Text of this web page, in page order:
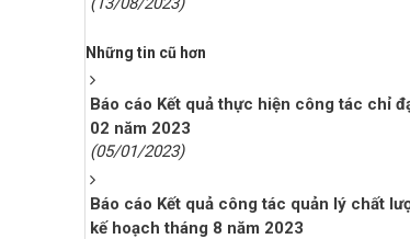
Những tin cũ hơn
Báo cáo Kết quả thực hiện công tác chỉ
02 năm 2023
(05/01/2023)
Báo cáo Kết quả công tác quản lý chất
kế hoạch tháng 8 năm 2023